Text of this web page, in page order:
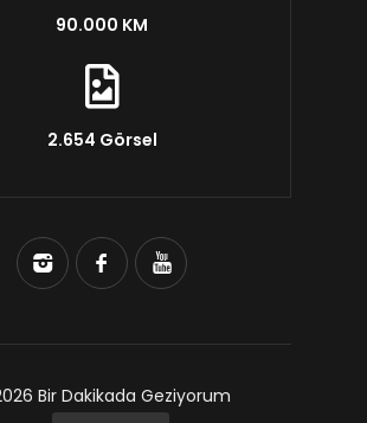
90.000 KM
2.654 Görsel
Bir Dakikada Geziyorum